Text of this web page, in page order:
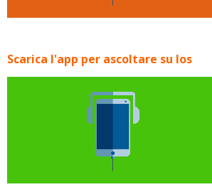
Scarica l'app per ascoltare su Ios